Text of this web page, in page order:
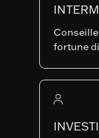
fortune
Rien